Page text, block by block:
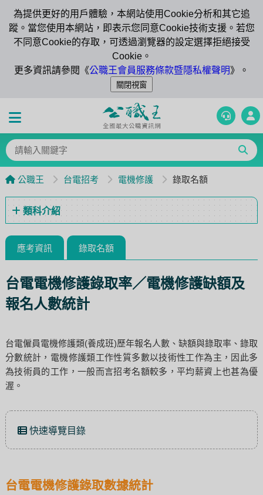
為提供更好的用戶體驗，本網站使用Cookie分析和其它追
蹤。當您使用本網站，即表示您同意Cookie技術支援。若您
不同意Cookie的存取，可透過瀏覽器的設定選擇拒絕接受
Cookie。
更多資訊請參閱《公職王會員服務條款暨隱私權聲明》。
公職王 台電招考 電機修護 錄取名額
類科介紹
應考資訊 錄取名額
台電電機修護錄取率／電機修護缺額及
報名人數統計
台電僱員電機修護類(養成班)歷年報名人數、缺額與錄取率、錄取
分數統計，電機修護類工作性質多數以技術性工作為主，因此多
為技術員的工作，一般而言招考名額較多，平均薪資上也甚為優
渥。
快速導覽目錄
台電電機修護錄取數據統計